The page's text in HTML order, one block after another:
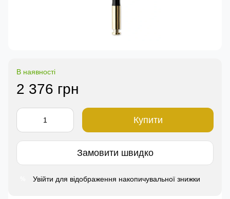
В наявності
2 376 грн
Купити
Замовити швидко
Увійти для відображення накопичувальної знижки